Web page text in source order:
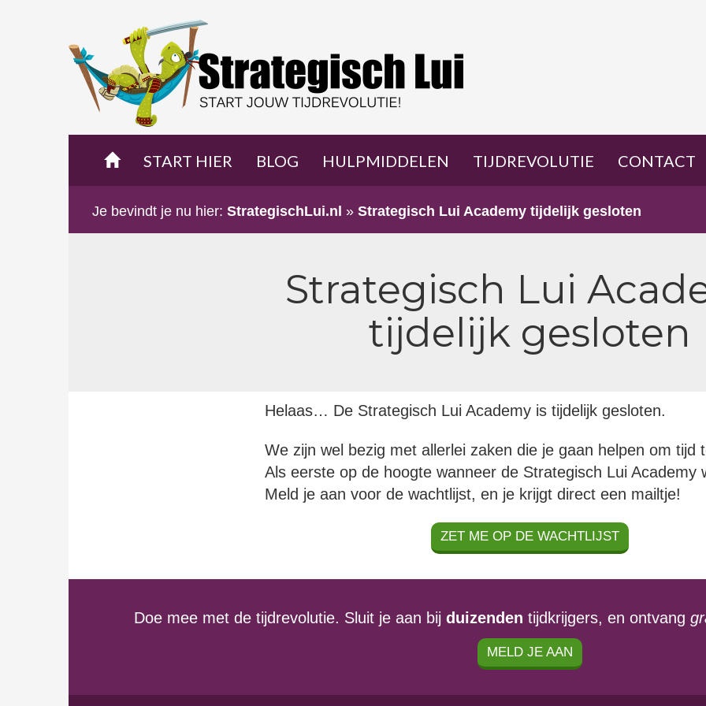
START HIER BLOG HULPMIDDELEN TIJDREVOLUTIE CONTACT
Je bevindt je nu hier: StrategischLui.nl » Strategisch Lui Academy tijdelijk gesloten
Strategisch Lui
tijdelijk gesloten
Helaas… De Strategisch Lui Academy is tijdelijk gesloten.
We zijn wel bezig met allerlei zaken die je gaan helpen om tijd
Als eerste op de hoogte wanneer de Strategisch Lui Academy
Meld je aan voor de wachtlijst, en je krijgt direct een mailtje!
ZET ME OP DE WACHTLIJST
Doe mee met de tijdrevolutie. Sluit je aan bij duizenden tijdkrijgers, en ontvang
MELD JE AAN